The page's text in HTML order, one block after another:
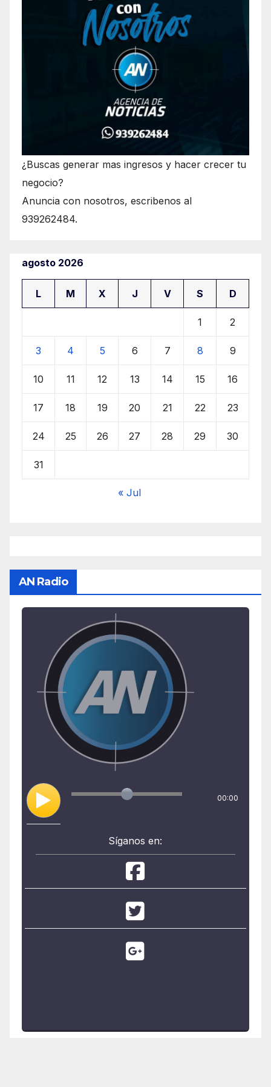
¿Buscas generar mas ingresos y hacer crecer tu
negocio?
Anuncia con nosotros, escribenos al
939262484.
agosto 2026
L M X J V S D
1 2
3 4 5 6 7 8 9
10 11 12 13 14 15 16
17 18 19 20 21 22 23
24 25 26 27 28 29 30
31
« Jul
AN Radio
00:00
Síganos en: